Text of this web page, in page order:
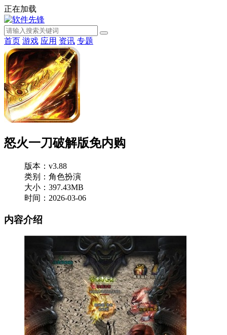
正在加载
首页 游戏 应用 资讯 专题
怒火一刀破解版免内购
版本：v3.88
类别：角色扮演
大小：397.43MB
时间：2026-03-06
内容介绍